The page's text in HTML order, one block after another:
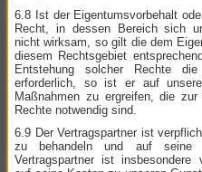
6.8 Ist der Eigentumsvorbehalt
Recht, in dessen Bereich sich
nicht wirksam, so gilt die dem
diesem Rechtsgebiet
Entstehung solcher Rechte
erforderlich, so ist er auf
Maßnahmen zu ergreifen, die
Rechte notwendig sind.
6.9 Der Vertragspartner ist
zu behandeln und auf
Vertragspartner ist insbesondere